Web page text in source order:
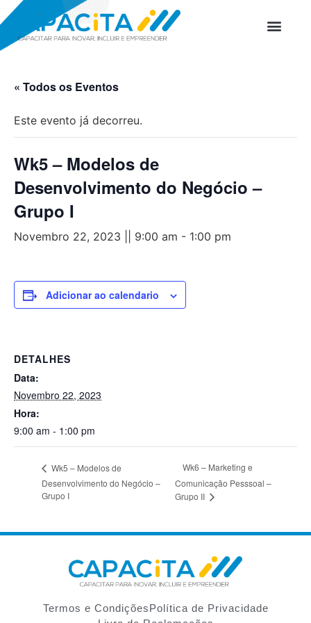
« Todos os Eventos
Este evento já decorreu.
Wk5 – Modelos de
Desenvolvimento do Negócio –
Grupo I
Novembro 22, 2023 || 9:00 am - 1:00 pm
Adicionar ao calendario
DETALHES
Data:
Novembro 22, 2023
Hora:
9:00 am - 1:00 pm
Wk5 – Modelos de
Desenvolvimento do Negócio –
Grupo I
Wk6 – Marketing e
Comunicação Pesssoal –
Grupo II
Termos e CondiçõesPolítica de Privacidade